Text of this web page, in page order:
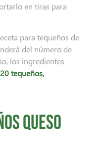
en tiras para
para tequeños de
del número de
los ingredientes
tequeños,
queso